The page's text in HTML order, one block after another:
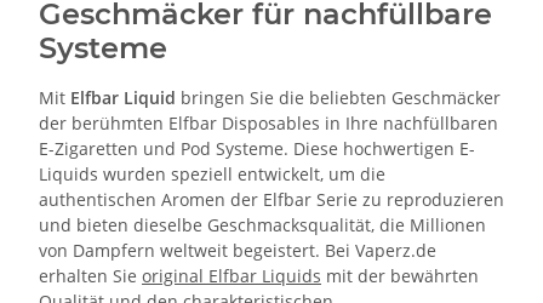
Geschmäcker für nachfüllbare
Systeme
Mit Elfbar Liquid bringen Sie die beliebten Geschmäcker
der berühmten Elfbar Disposables in Ihre nachfüllbaren
E-Zigaretten und Pod Systeme. Diese hochwertigen E-
Liquids wurden speziell entwickelt, um die
authentischen Aromen der Elfbar Serie zu reproduzieren
und bieten dieselbe Geschmacksqualität, die Millionen
von Dampfern weltweit begeistert. Bei Vaperz.de
erhalten Sie original Elfbar Liquids mit der bewährten